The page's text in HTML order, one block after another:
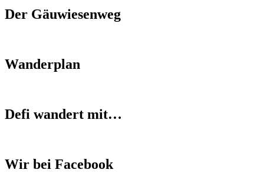
Der Gäuwiesenweg
Wanderplan
Defi wandert mit…
Wir bei Facebook